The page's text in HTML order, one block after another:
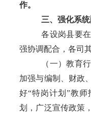
作。
三、强化系
各设岗县要
强协调配合，各司
（一）教育
加强与编制、财政
好“特岗计划”教师
划，广泛宣传政策